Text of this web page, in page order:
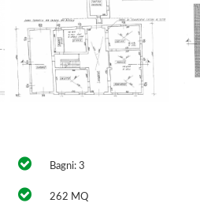
Bagni: 3
262 MQ